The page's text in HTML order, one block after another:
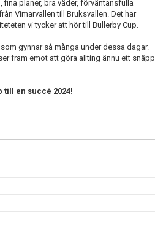
planer, bra väder, förväntansfulla
Vimarvallen till Bruksvallen. Det har
vi tycker att hör till Bullerby Cup.
gynnar så många under dessa dagar.
fram emot att göra allting ännu ett snäpp
en succé 2024!